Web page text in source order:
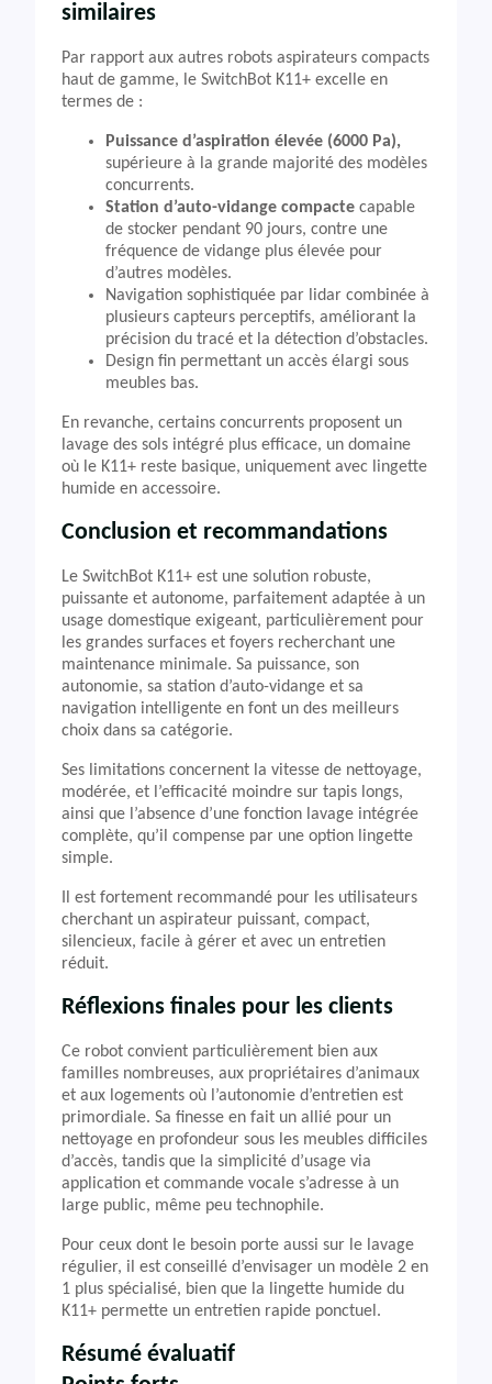
similaires
Par rapport aux autres robots aspirateurs compacts
haut de gamme, le SwitchBot K11+ excelle en
termes de :
Puissance d’aspiration élevée (6000 Pa),
supérieure à la grande majorité des modèles
concurrents.
Station d’auto-vidange compacte capable
de stocker pendant 90 jours, contre une
fréquence de vidange plus élevée pour
d’autres modèles.
Navigation sophistiquée par lidar combinée à
plusieurs capteurs perceptifs, améliorant la
précision du tracé et la détection d’obstacles.
Design fin permettant un accès élargi sous
meubles bas.
En revanche, certains concurrents proposent un
lavage des sols intégré plus efficace, un domaine
où le K11+ reste basique, uniquement avec lingette
humide en accessoire.
Conclusion et recommandations
Le SwitchBot K11+ est une solution robuste,
puissante et autonome, parfaitement adaptée à un
usage domestique exigeant, particulièrement pour
les grandes surfaces et foyers recherchant une
maintenance minimale. Sa puissance, son
autonomie, sa station d’auto-vidange et sa
navigation intelligente en font un des meilleurs
choix dans sa catégorie.
Ses limitations concernent la vitesse de nettoyage,
modérée, et l’efficacité moindre sur tapis longs,
ainsi que l’absence d’une fonction lavage intégrée
complète, qu’il compense par une option lingette
simple.
Il est fortement recommandé pour les utilisateurs
cherchant un aspirateur puissant, compact,
silencieux, facile à gérer et avec un entretien
réduit.
Réflexions finales pour les clients
Ce robot convient particulièrement bien aux
familles nombreuses, aux propriétaires d’animaux
et aux logements où l’autonomie d’entretien est
primordiale. Sa finesse en fait un allié pour un
nettoyage en profondeur sous les meubles difficiles
d’accès, tandis que la simplicité d’usage via
application et commande vocale s’adresse à un
large public, même peu technophile.
Pour ceux dont le besoin porte aussi sur le lavage
régulier, il est conseillé d’envisager un modèle 2 en
1 plus spécialisé, bien que la lingette humide du
K11+ permette un entretien rapide ponctuel.
Résumé évaluatif